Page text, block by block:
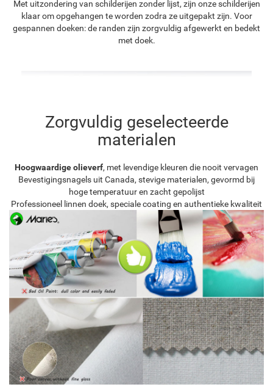
Met uitzondering van schilderijen zonder lijst, zijn onze schilderijen
klaar om opgehangen te worden zodra ze uitgepakt zijn. Voor
gespannen doeken: de randen zijn zorgvuldig afgewerkt en bedekt
met doek.
Zorgvuldig geselecteerde
materialen
Hoogwaardige olieverf, met levendige kleuren die nooit vervagen
Bevestigingsnagels uit Canada, stevige materialen, gevormd bij
hoge temperatuur en zacht gepolijst
Professioneel linnen doek, speciale coating en authentieke kwaliteit